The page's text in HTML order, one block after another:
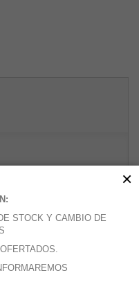
STOCK Y CAMBIO DE
×